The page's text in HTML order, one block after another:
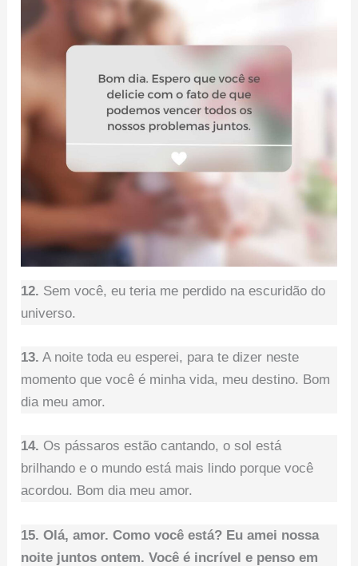
12. Sem você, eu teria me perdido na escuridão do
universo.
13. A noite toda eu esperei, para te dizer neste
momento que você é minha vida, meu destino. Bom
dia meu amor.
14. Os pássaros estão cantando, o sol está
brilhando e o mundo está mais lindo porque você
acordou. Bom dia meu amor.
15. Olá, amor. Como você está? Eu amei nossa
noite juntos ontem. Você é incrível e penso em